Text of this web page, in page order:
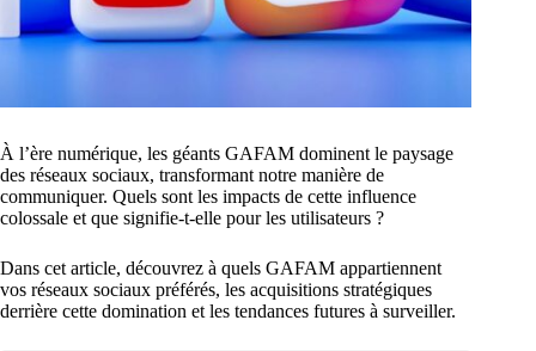
À l’ère numérique, les géants GAFAM dominent le paysage
des réseaux sociaux, transformant notre manière de
communiquer. Quels sont les impacts de cette influence
colossale et que signifie-t-elle pour les utilisateurs ?
Dans cet article, découvrez à quels GAFAM appartiennent
vos réseaux sociaux préférés, les acquisitions stratégiques
derrière cette domination et les tendances futures à surveiller.